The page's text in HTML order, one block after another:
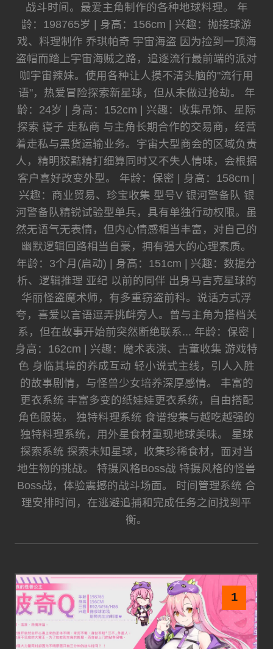
战斗时间。最爱主角制作的各种地球料理。 年
龄：198765岁 | 身高：156cm | 兴趣：抛接球游
戏、料理制作 乔琪帕奇 宇宙海盗 因为捡到一顶海
盗帽而踏上宇宙海贼之路，追逐流行最前端的派对
咖宇宙辣妹。使用各种让人摸不清头脑的"流行用
语"，热爱冒险探索新星球，但从未做过抢劫。 年
龄：24岁 | 身高：152cm | 兴趣：收集吊饰、星际
探索 寝子 走私商 与主角长期合作的交易商，经营
着走私与黑货运输业务。宇宙大型商会的区域负责
人，精明狡黠精打细算同时又不失人情味，会根据
客户喜好改变外型。 年龄：保密 | 身高：158cm |
兴趣：商业贸易、珍宝收集 型号V 银河警备队 银
河警备队精锐试验型单兵，具有单独行动权限。虽
然无语气无表情，但内心情感相当丰富，对自己的
幽默逻辑回路相当自豪，拥有强大的心理素质。
年龄：3个月(启动) | 身高：151cm | 兴趣：数据分
析、逻辑推理 亚纪 以前的同伴 出身马吉克星球的
华丽怪盗魔术师，有多重窃盗前科。说话方式浮
夸，喜爱以言语逗弄挑衅旁人。曾与主角为搭档关
系，但在故事开始前突然断绝联系... 年龄：保密 |
身高：162cm | 兴趣：魔术表演、古董收集 游戏特
色 身临其境的养成互动 轻小说式主线，引人入胜
的故事剧情，与怪兽少女培养深厚感情。 丰富的
更衣系统 丰富多变的纸娃娃更衣系统，自由搭配
角色服装。 独特料理系统 食谱搜集与越吃越强的
独特料理系统，用外星食材重现地球美味。 星球
探索系统 探索未知星球，收集珍稀食材，面对当
地生物的挑战。 特摄风格Boss战 特摄风格的怪兽
Boss战，体验震撼的战斗场面。 时间管理系统 合
理安排时间，在逃避追捕和完成任务之间找到平
衡。
1